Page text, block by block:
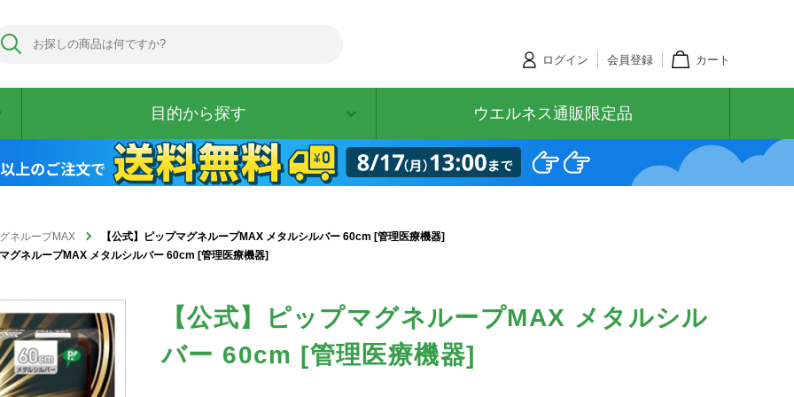
ログイン 会員登録 カート
目的から探す ウエルネス通販限定品
ネループMAX
【公式】ピップマグネループMAX メタルシルバー 60cm [管理医療機器]
グネループMAX メタルシルバー 60cm [管理医療機器]
【公式】ピップマグネループMAX メタルシル
バー 60cm [管理医療機器]